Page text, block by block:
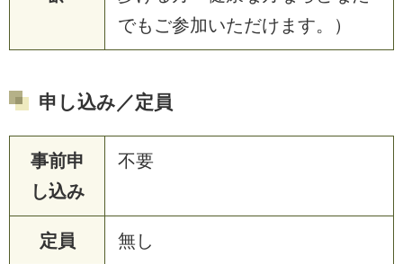
でもご参加いただけます。）
申し込み／定員
事前申
し込み
不要
定員 無し